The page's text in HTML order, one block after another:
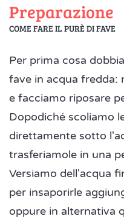
Preparazione
COME FARE IL PURÈ DI FAVE
Per prima cosa
fave in acqua fredda:
e facciamo riposare
Dopodiché scoliamo
direttamente sotto
trasferiamole in una
Versiamo dell'acqua
per insaporirle
oppure in alternativa